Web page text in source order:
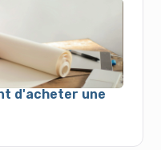
d'acheter une